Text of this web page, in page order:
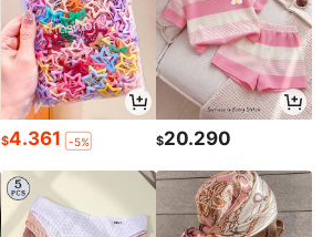
$4.361 -5% $20.290